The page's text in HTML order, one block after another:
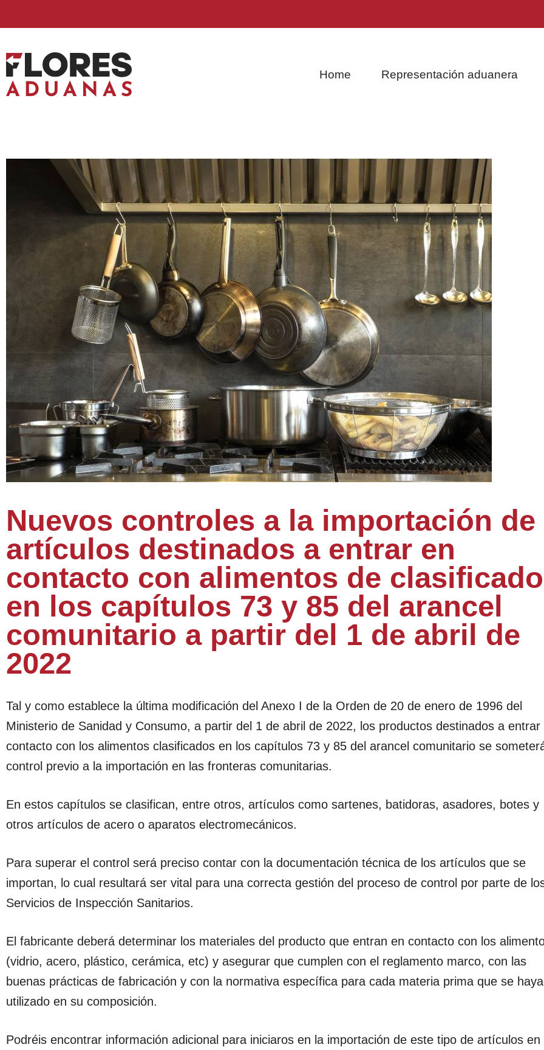
Home Representación aduanera
Nuevos controles a la importación de
artículos destinados a entrar en
contacto con alimentos de clasificado
en los capítulos 73 y 85 del arancel
comunitario a partir del 1 de abril de
2022
Tal y como establece la última modificación del Anexo I de la Orden de 20 de enero de 1996 del
Ministerio de Sanidad y Consumo, a partir del 1 de abril de 2022, los productos destinados a entrar
contacto con los alimentos clasificados en los capítulos 73 y 85 del arancel comunitario se
control previo a la importación en las fronteras comunitarias.
En estos capítulos se clasifican, entre otros, artículos como sartenes, batidoras, asadores, botes y
otros artículos de acero o aparatos electromecánicos.
Para superar el control será preciso contar con la documentación técnica de los artículos que se
importan, lo cual resultará ser vital para una correcta gestión del proceso de control por parte de
Servicios de Inspección Sanitarios.
El fabricante deberá determinar los materiales del producto que entran en contacto con los
(vidrio, acero, plástico, cerámica, etc) y asegurar que cumplen con el reglamento marco, con las
buenas prácticas de fabricación y con la normativa específica para cada materia prima que se haya
utilizado en su composición.
Podréis encontrar información adicional para iniciaros en la importación de este tipo de artículos en